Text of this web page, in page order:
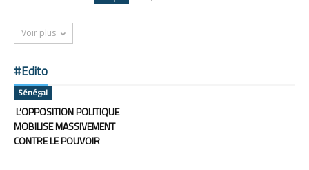
Voir plus
#Edito
Sénégal
L’OPPOSITION POLITIQUE
MOBILISE MASSIVEMENT
CONTRE LE POUVOIR